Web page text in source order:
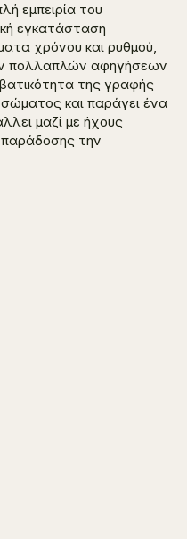
εμπειρία του
εγκατάσταση
χρόνου και ρυθμού,
πολλαπλών αφηγήσεων
της γραφής
σώματος και παράγει ένα
μαζί με ήχους
την